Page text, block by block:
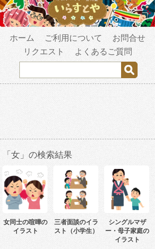
ホーム ご利用について
お問合せ
リクエスト
よくあるご質問
「女」の検索結果
女同士の喧嘩の
イラスト
三者面談のイラ
スト（小学生）
シングルマザ
ー・母子家庭の
イラスト